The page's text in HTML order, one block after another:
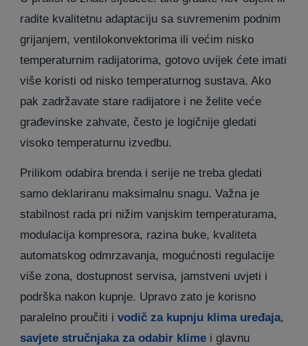
radite kvalitetnu adaptaciju sa suvremenim podnim
grijanjem, ventilokonvektorima ili većim nisko
temperaturnim radijatorima, gotovo uvijek ćete imati
više koristi od nisko temperaturnog sustava. Ako
pak zadržavate stare radijatore i ne želite veće
građevinske zahvate, često je logičnije gledati
visoko temperaturnu izvedbu.
Prilikom odabira brenda i serije ne treba gledati
samo deklariranu maksimalnu snagu. Važna je
stabilnost rada pri nižim vanjskim temperaturama,
modulacija kompresora, razina buke, kvaliteta
automatskog odmrzavanja, mogućnosti regulacije
više zona, dostupnost servisa, jamstveni uvjeti i
podrška nakon kupnje. Upravo zato je korisno
paralelno proučiti i vodič za kupnju klima uređaja,
savjete stručnjaka za odabir klime i glavnu